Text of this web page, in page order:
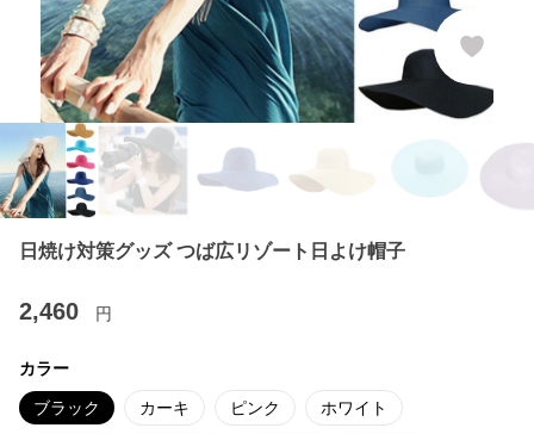
日焼け対策グッズ つば広リゾート日よけ帽子
2,460 円
カラー
ブラック カーキ ピンク ホワイト